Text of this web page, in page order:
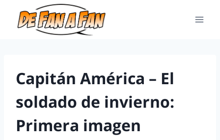
Capitán América – El
soldado de invierno:
Primera imagen